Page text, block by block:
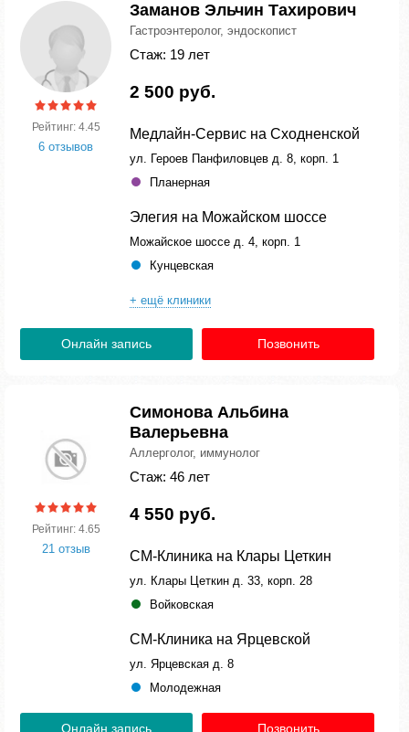
Рейтинг: 4.45
6 отзывов
Заманов Эльчин Тахирович
Гастроэнтеролог, эндоскопист
Стаж: 19 лет
2 500 руб.
Медлайн-Сервис на Сходненской
ул. Героев Панфиловцев д. 8, корп. 1
Планерная
Элегия на Можайском шоссе
Можайское шоссе д. 4, корп. 1
Кунцевская
+ ещё клиники
Онлайн запись Позвонить
Рейтинг: 4.65
21 отзыв
Симонова Альбина
Валерьевна
Аллерголог, иммунолог
Стаж: 46 лет
4 550 руб.
СМ-Клиника на Клары Цеткин
ул. Клары Цеткин д. 33, корп. 28
Войковская
СМ-Клиника на Ярцевской
ул. Ярцевская д. 8
Молодежная
Онлайн запись Позвонить